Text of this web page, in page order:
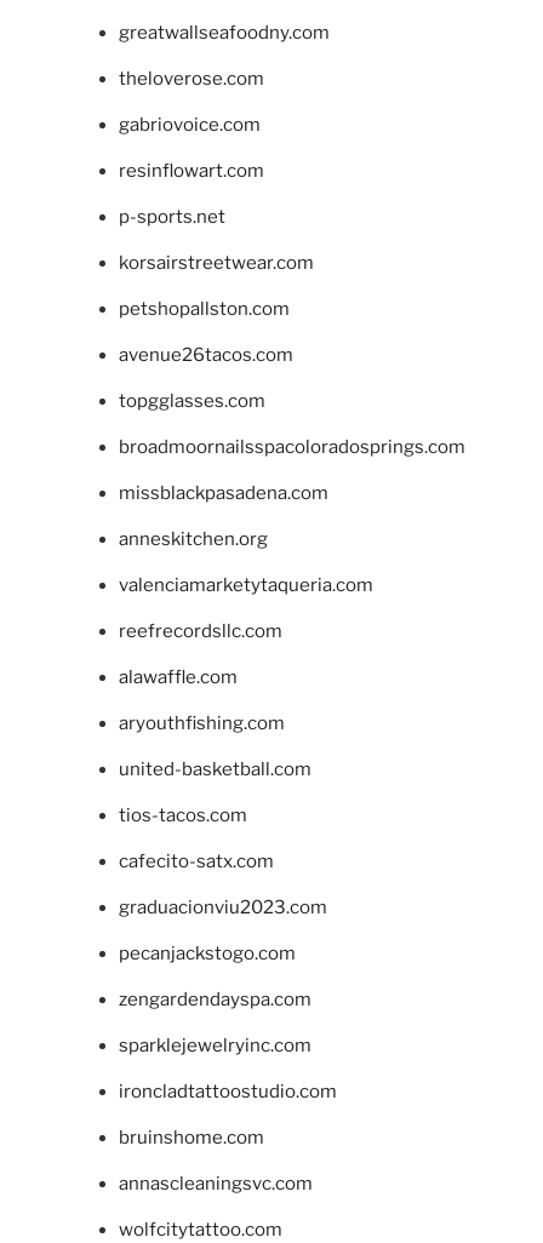
greatwallseafoodny.com
theloverose.com
gabriovoice.com
resinflowart.com
p-sports.net
korsairstreetwear.com
petshopallston.com
avenue26tacos.com
topgglasses.com
broadmoornailsspacoloradosprings.com
missblackpasadena.com
anneskitchen.org
valenciamarketytaqueria.com
reefrecordsllc.com
alawaffle.com
aryouthfishing.com
united-basketball.com
tios-tacos.com
cafecito-satx.com
graduacionviu2023.com
pecanjackstogo.com
zengardendayspa.com
sparklejewelryinc.com
ironcladtattoostudio.com
bruinshome.com
annascleaningsvc.com
wolfcitytattoo.com